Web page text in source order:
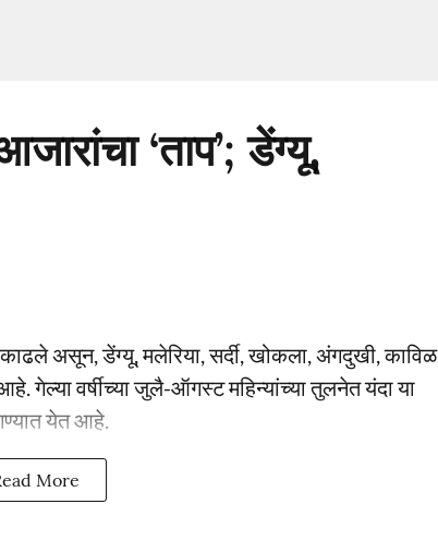
‘ताप’; डेंग्यू,
असून, डेंग्यू, मलेरिया, सर्दी, खोकला, अंगदुखी, काविळ
गेल्या वर्षीच्या जुलै-ऑगस्ट महिन्यांच्या तुलनेत यंदा या
येत आहे.
More